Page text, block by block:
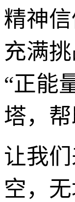
精神
充满
“正能
塔，
让我
空，